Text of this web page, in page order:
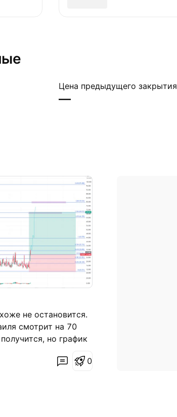
Цена предыдущего закрытия
—
не остановится.
смотрит на 70
но график
на рынке:
0